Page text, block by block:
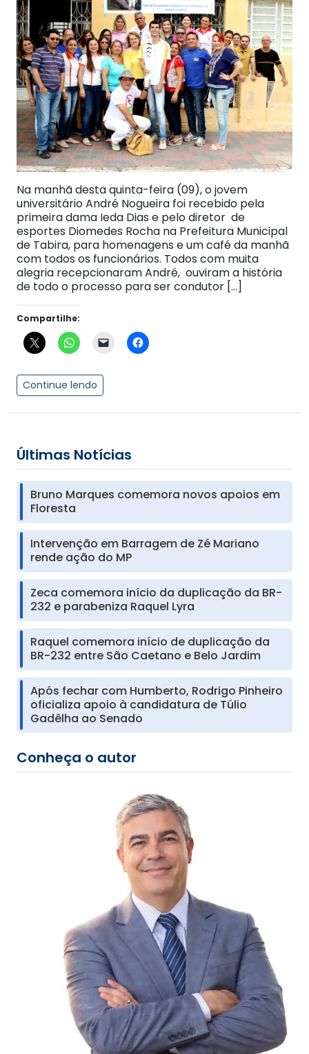
Na manhã desta quinta-feira (09), o jovem
universitário André Nogueira foi recebido pela
primeira dama Ieda Dias e pelo diretor de
esportes Diomedes Rocha na Prefeitura Municipal
de Tabira, para homenagens e um café da manhã
com todos os funcionários. Todos com muita
alegria recepcionaram André, ouviram a história
de todo o processo para ser condutor […]
Compartilhe:
Continue lendo
Últimas Notícias
Bruno Marques comemora novos apoios em
Floresta
Intervenção em Barragem de Zé Mariano
rende ação do MP
Zeca comemora início da duplicação da BR-
232 e parabeniza Raquel Lyra
Raquel comemora início de duplicação da
BR-232 entre São Caetano e Belo Jardim
Após fechar com Humberto, Rodrigo Pinheiro
oficializa apoio à candidatura de Túlio
Gadêlha ao Senado
Conheça o autor